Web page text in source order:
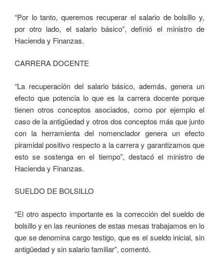
“Por lo tanto, queremos recuperar el salario de bolsillo y,
por otro lado, el salario básico”, definió el ministro de
Hacienda y Finanzas.
CARRERA DOCENTE
“La recuperación del salario básico, además, genera un
efecto que potencia lo que es la carrera docente porque
tienen otros conceptos asociados, como por ejemplo el
caso de la antigüedad y otros dos conceptos más que junto
con la herramienta del nomenclador genera un efecto
piramidal positivo respecto a la carrera y garantizamos que
esto se sostenga en el tiempo”, destacó el ministro de
Hacienda y Finanzas.
SUELDO DE BOLSILLO
“El otro aspecto importante es la corrección del sueldo de
bolsillo y en las reuniones de estas mesas trabajamos en lo
que se denomina cargo testigo, que es el sueldo inicial, sin
antigüedad y sin salario familiar”, comentó.